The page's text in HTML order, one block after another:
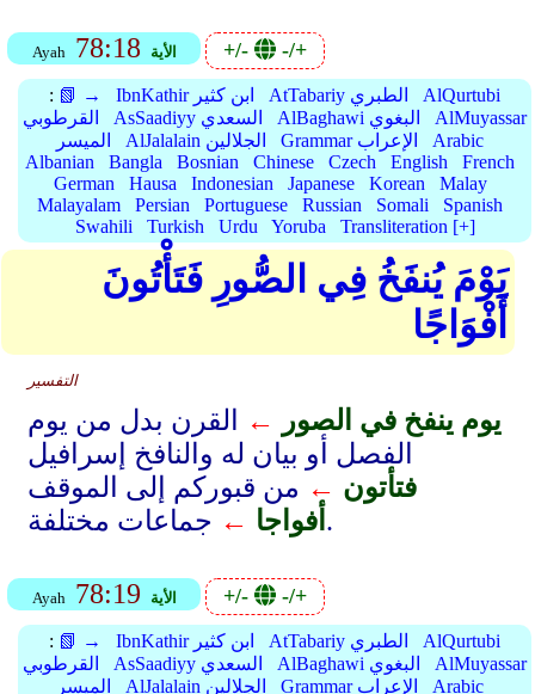
Ayah 78:18 الأية +/- -/+
: 📗 → IbnKathir ابن كثير AtTabariy الطبري
AlQurtubi
القرطوبي
AsSaadiyy السعدي AlBaghawi البغوي
AlMuyassar
الميسر
AlJalalain الجلالين Grammar الإعراب
Arabic
Albanian
Bangla Bosnian Chinese Czech English
French
German
Hausa Indonesian Japanese Korean
Malay
Malayalam
Persian Portuguese Russian Somali
Spanish
Swahili
Turkish Urdu Yoruba Transliteration [+]
يَوْمَ يُنفَخُ فِي الصُّورِ فَتَأْتُونَ
أَفْوَاجًا
التفسير
يوم ينفخ في الصور ←
القرن بدل من يوم
الفصل أو بيان له والنافخ إسرافيل
فتأتون ← من قبوركم إلى الموقف
أفواجا ← جماعات مختلفة.
Ayah 78:19 الأية +/- -/+
: 📗 → IbnKathir ابن كثير AtTabariy الطبري
AlQurtubi
القرطوبي
AsSaadiyy السعدي AlBaghawi البغوي
AlMuyassar
الميسر
AlJalalain الجلالين Grammar الإعراب Arabic